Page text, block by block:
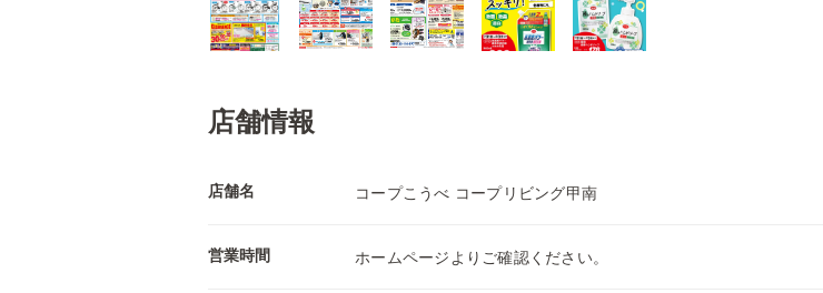
店舗情報
店舗名 コープこうべ コープリビング甲南
営業時間 ホームページよりご確認ください。